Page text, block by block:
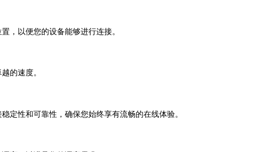
，以便您的设备能够进行连接。
的速度。
定性和可靠性，确保您始终享有流畅的在线体验。